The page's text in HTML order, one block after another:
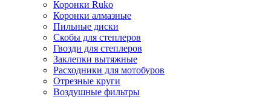
Коронки Ruko
Коронки алмазные
Пильные диски
Скобы для степлеров
Гвозди для степлеров
Заклепки вытяжные
Расходники для мотобуров
Отрезные круги
Воздушные фильтры